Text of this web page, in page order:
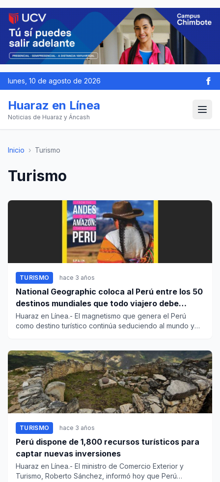
lunes, 10 de agosto de 2026
Huaraz en Línea
Noticias de Huaraz y Áncash
Inicio › Turismo
Turismo
TURISMO hace 3 años
National Geographic coloca al Perú entre los 50
destinos mundiales que todo viajero debe
visitar
Huaraz en Línea.- El magnetismo que genera el Perú
como destino turístico continúa seduciendo al mundo y
TURISMO hace 3 años
Perú dispone de 1,800 recursos turísticos para
captar nuevas inversiones
Huaraz en Línea.- El ministro de Comercio Exterior y
Turismo, Roberto Sánchez, informó hoy que Perú